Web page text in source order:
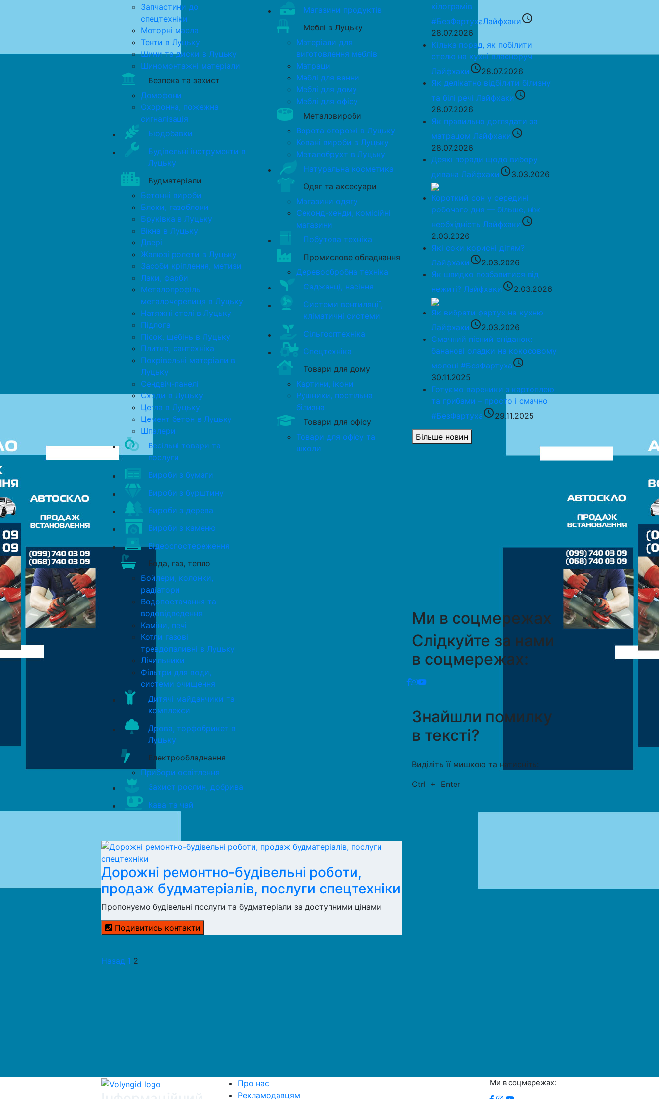
Запчастини до
спецтехніки
Моторні масла
Тенти в Луцьку
Шини та диски в Луцьку
Шиномонтажні матеріали
Безпека та захист
Домофони
Охоронна, пожежна
сигналізація
Біодобавки
Будівельні інструменти в
Луцьку
Будматеріали
Бетонні вироби
Блоки, газоблоки
Бруківка в Луцьку
Вікна в Луцьку
Двері
Жалюзі ролети в Луцьку
Засоби кріплення, метизи
Лаки, фарби
Металопрофіль
металочерепиця в Луцьку
Натяжні стелі в Луцьку
Підлога
Пісок, щебінь в Луцьку
Плитка, сантехніка
Покрівельні матеріали в
Луцьку
Сендвіч-панелі
Сходи в Луцьку
Цегла в Луцьку
Цемент бетон в Луцьку
Шпалери
Весільні товари та
послуги
Вироби з бумаги
Вироби з бурштину
Вироби з дерева
Вироби з каменю
Відеоспостереження
Вода, газ, тепло
Бойлери, колонки,
радіатори
Водопостачання та
водовідведення
Каміни, печі
Котли газові
тревдопаливні в Луцьку
Лічильники
Фільтри для води,
системи очищення
Дитячі майданчики та
комплекси
Дрова, торфобрикет в
Луцьку
Електрообладнання
Прибори освітлення
Захист рослин, добрива
Кава та чай
Магазини продуктів
Меблі в Луцьку
Матеріали для
виготовлення меблів
Матраци
Меблі для ванни
Меблі для дому
Меблі для офісу
Металовироби
Ворота огорожі в Луцьку
Ковані вироби в Луцьку
Металобрухт в Луцьку
Натуральна косметика
Одяг та аксесуари
Магазини одягу
Секонд-хенди, комісійні
магазини
Побутова техніка
Промислове обладнання
Деревообробна техніка
Саджанці, насіння
Системи вентиляції,
кліматичні системи
Сільгосптехніка
Спецтехніка
Товари для дому
Картини, ікони
Рушники, постільна
білизна
Товари для офісу
Товари для офісу та
школи
Дорожні ремонтно-будівельні роботи,
продаж будматеріалів, послуги спецтехніки
Пропонуємо будівельні послуги та будматеріали за доступними цінами
Подивитись контакти
Назад 1 2
кілограмів
#БезФартухаЛайфхакиaccess_time
28.07.2026
Кілька порад, як побілити
стелю на кухні власноруч
Лайфхакиaccess_time28.07.2026
Як делікатно відбілити білизну
та білі речі Лайфхакиaccess_time
28.07.2026
Як правильно доглядати за
матрацом Лайфхакиaccess_time
28.07.2026
Деякі поради щодо вибору
дивана Лайфхакиaccess_time3.03.2026
Короткий сон у середині
робочого дня — більше, ніж
необхідність Лайфхакиaccess_time
2.03.2026
Які соки корисні дітям?
Лайфхакиaccess_time2.03.2026
Як швидко позбавитися від
нежиті? Лайфхакиaccess_time2.03.2026
Як вибрати фартух на кухню
Лайфхакиaccess_time2.03.2026
Смачний пісний сніданок:
бананові оладки на кокосовому
молоці #БезФартухаaccess_time
30.11.2025
Готуємо вареники з картоплею
та грибами – просто і смачно
#БезФартухаaccess_time29.11.2025
Більше новин
Ми в соцмережах
Слідкуйте за нами
в соцмережах:
Знайшли помилку
в тексті?
Виділіть її мишкою та натисніть:
Ctrl + Enter
Про нас
Рекламодавцям
Ми в соцмережах: